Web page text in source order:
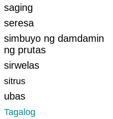
saging
seresa
simbuyo ng damdamin
ng prutas
sirwelas
sitrus
ubas
Tagalog